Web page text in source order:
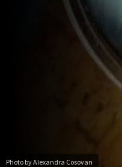
Photo by Alexandra Cosovan